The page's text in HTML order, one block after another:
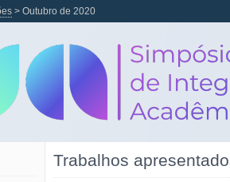
> Outubro de 2020
Trabalhos